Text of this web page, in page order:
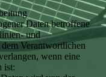
Daten betroffene
und
Verantwortlichen
wenn eine
ist: